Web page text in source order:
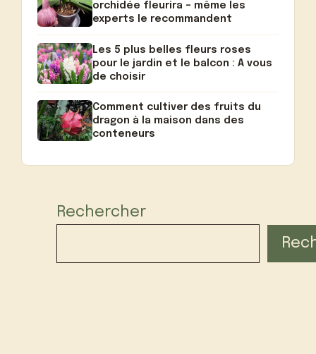
orchidée fleurira – même les
experts le recommandent
Les 5 plus belles fleurs roses
pour le jardin et le balcon : A vous
de choisir
Comment cultiver des fruits du
dragon à la maison dans des
conteneurs
Rechercher